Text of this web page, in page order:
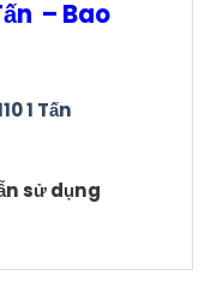
– Bao
1 Tấn
sử dụng